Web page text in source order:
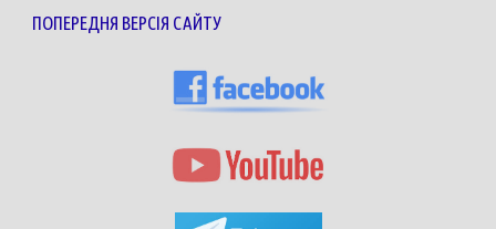
ПОПЕРЕДНЯ ВЕРСІЯ САЙТУ